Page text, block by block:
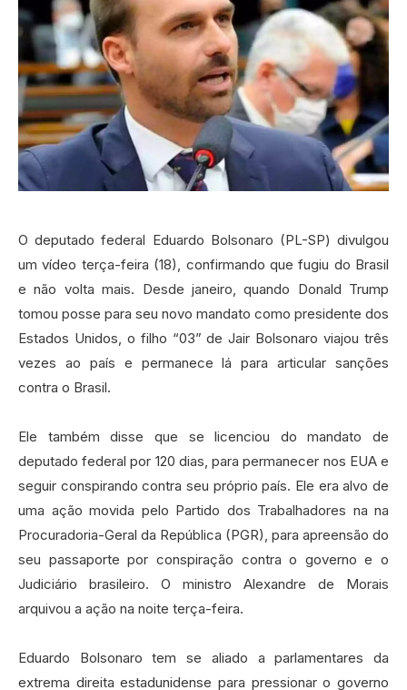
O deputado federal Eduardo Bolsonaro (PL-SP) divulgou
um vídeo terça-feira (18), confirmando que fugiu do Brasil
e não volta mais. Desde janeiro, quando Donald Trump
tomou posse para seu novo mandato como presidente dos
Estados Unidos, o filho “03” de Jair Bolsonaro viajou três
vezes ao país e permanece lá para articular sanções
contra o Brasil.
Ele também disse que se licenciou do mandato de
deputado federal por 120 dias, para permanecer nos EUA e
seguir conspirando contra seu próprio país. Ele era alvo de
uma ação movida pelo Partido dos Trabalhadores na na
Procuradoria-Geral da República (PGR), para apreensão do
seu passaporte por conspiração contra o governo e o
Judiciário brasileiro. O ministro Alexandre de Morais
arquivou a ação na noite terça-feira.
Eduardo Bolsonaro tem se aliado a parlamentares da
extrema direita estadunidense para pressionar o governo